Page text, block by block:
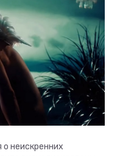
о неискренних